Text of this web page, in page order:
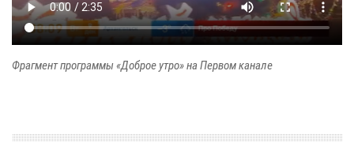
Фрагмент программы «Доброе утро» на Первом канале